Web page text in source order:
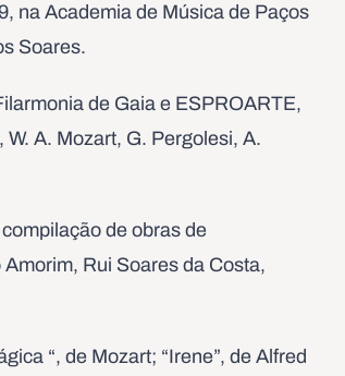
na Academia de Música de Paços
Soares.
de Gaia e ESPROARTE,
A. Mozart, G. Pergolesi, A.
de obras de
Rui Soares da Costa,
“, de Mozart; “Irene”, de Alfred